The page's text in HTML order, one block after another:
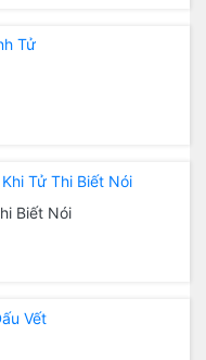
Biết Nói